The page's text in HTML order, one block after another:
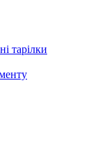
тарілки